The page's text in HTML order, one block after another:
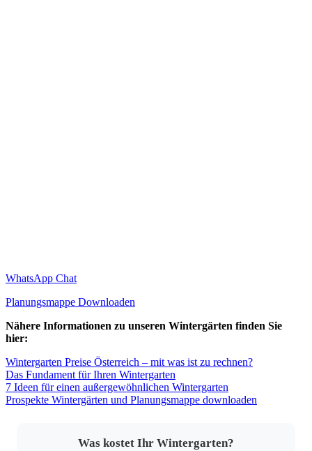
WhatsApp Chat
Planungsmappe Downloaden
Nähere Informationen zu unseren Wintergärten finden Sie
hier:
Wintergarten Preise Österreich – mit was ist zu rechnen?
Das Fundament für Ihren Wintergarten
7 Ideen für einen außergewöhnlichen Wintergarten
Prospekte Wintergärten und Planungsmappe downloaden
Was kostet Ihr Wintergarten?